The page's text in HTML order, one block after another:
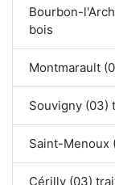
Bourbon-
bois
Montmarault
Souvigny (03)
Saint-Menoux
Cérilly (03)